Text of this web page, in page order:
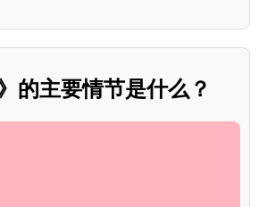
的主要情节是什么？